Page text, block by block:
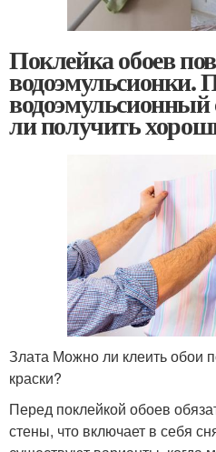
Поклейка обоев
водоэмульсионки.
ли получить
Злата Можно ли клеить обои
краски?
Перед поклейкой обоев
стены, что включает в себя